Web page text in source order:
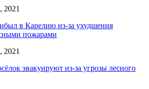
2021
в Карелию из-за ухудшения
пожарами
2021
эвакуируют из-за угрозы лесного